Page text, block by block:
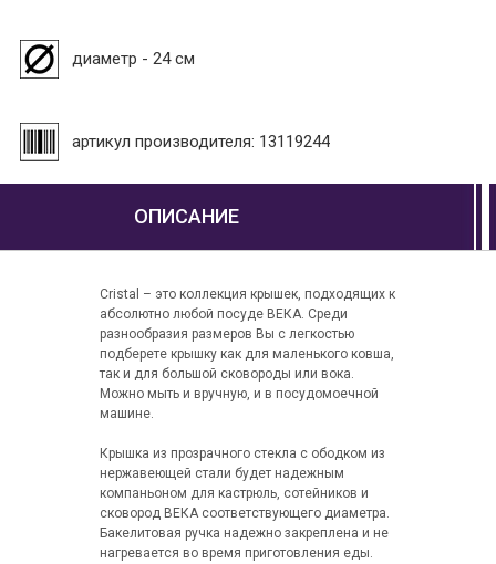
диаметр - 24 см
артикул производителя: 13119244
ОПИСАНИЕ
Cristal – это коллекция крышек, подходящих к
абсолютно любой посуде ВЕКА. Среди
разнообразия размеров Вы с легкостью
подберете крышку как для маленького ковша,
так и для большой сковороды или вока.
Можно мыть и вручную, и в посудомоечной
машине.
Крышка из прозрачного стекла с ободком из
нержавеющей стали будет надежным
компаньоном для кастрюль, сотейников и
сковород ВЕКА соответствующего диаметра.
Бакелитовая ручка надежно закреплена и не
нагревается во время приготовления еды.